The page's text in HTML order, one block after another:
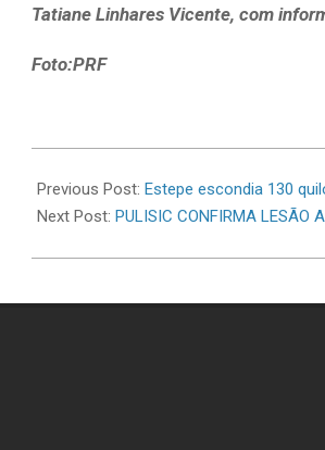
Tatiane Linhares Vicente, com
Foto:PRF
06-
13
Previous Post: Estepe escondia 130
Next Post: PULISIC CONFIRMA LESÃO